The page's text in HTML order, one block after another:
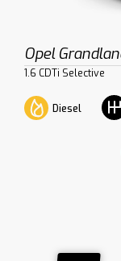
Opel
1.6 CDTi Selective
Diesel